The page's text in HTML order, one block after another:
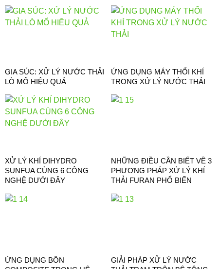
GIA SÚC: XỬ LÝ NƯỚC THẢI
LÒ MỔ HIỆU QUẢ
ỨNG DỤNG MÁY THỔI KHÍ
TRONG XỬ LÝ NƯỚC THẢI
XỬ LÝ KHÍ DIHYDRO
SUNFUA CÙNG 6 CÔNG
NGHỆ DƯỚI ĐÂY
NHỮNG ĐIỀU CẦN BIẾT VỀ 3
PHƯƠNG PHÁP XỬ LÝ KHÍ
THẢI FURAN PHỔ BIẾN
ỨNG DỤNG BỒN
GIẢI PHÁP XỬ LÝ NƯỚC